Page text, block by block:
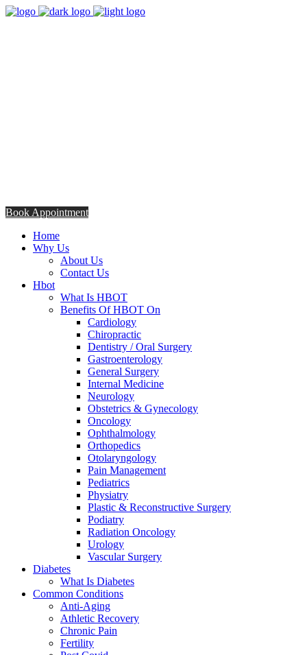
Book Appointment
Home
Why Us
About Us
Contact Us
Hbot
What Is HBOT
Benefits Of HBOT On
Cardiology
Chiropractic
Dentistry / Oral Surgery
Gastroenterology
General Surgery
Internal Medicine
Neurology
Obstetrics & Gynecology
Oncology
Ophthalmology
Orthopedics
Otolaryngology
Pain Management
Pediatrics
Physiatry
Plastic & Reconstructive Surgery
Podiatry
Radiation Oncology
Urology
Vascular Surgery
Diabetes
What Is Diabetes
Common Conditions
Anti-Aging
Athletic Recovery
Chronic Pain
Fertility